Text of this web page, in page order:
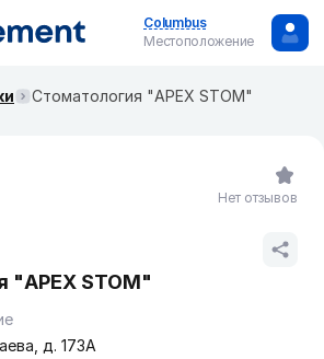
Columbus
Местоположение
Стоматология "APEX STOM"
"APEX STOM"
д. 173А
Нет отзывов